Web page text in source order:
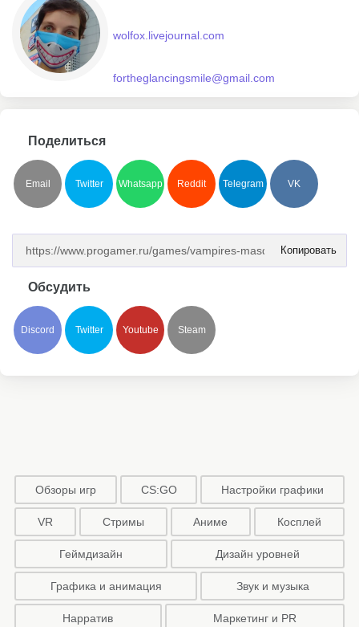
wolfox.livejournal.com
fortheglancingsmile@gmail.com
Поделиться
Email Twitter Whatsapp Reddit Telegram VK
Копировать
Обсудить
Discord Twitter Youtube Steam
Обзоры игр CS:GO Настройки графики
VR Стримы Аниме Косплей
Геймдизайн Дизайн уровней
Графика и анимация Звук и музыка
Нарратив Маркетинг и PR